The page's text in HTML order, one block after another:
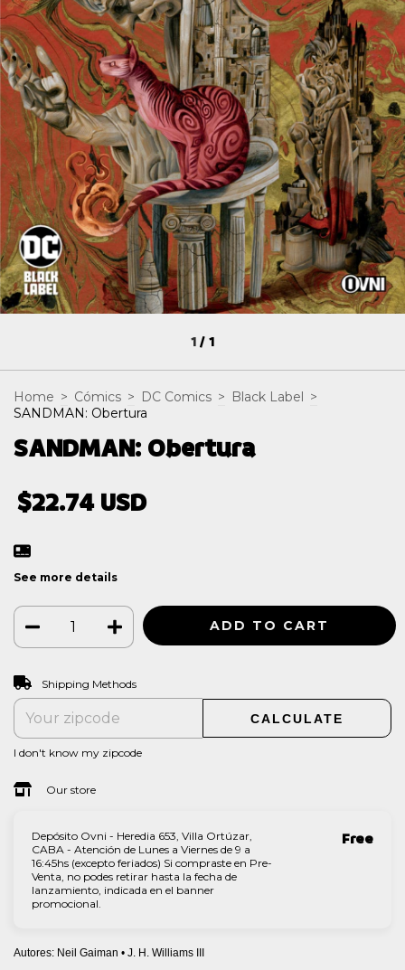
1/1
Home > Cómics > DC Comics > Black Label
>
SANDMAN: Obertura
SANDMAN: Obertura
$22.74 USD
See more details
Shipping for zipcode:
Shipping Methods
CALCULATE
I don't know my zipcode
Our store
Depósito Ovni - Heredia 653, Villa Ortúzar,
CABA - Atención de Lunes a Viernes de 9 a
16:45hs (excepto feriados) Si compraste en Pre-
Venta, no podes retirar hasta la fecha de
lanzamiento, indicada en el banner
promocional.
Free
Autores: Neil Gaiman • J. H. Williams III